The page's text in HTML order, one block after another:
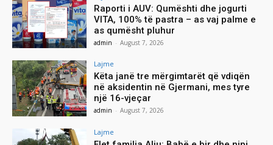
Raporti i AUV: Qumështi dhe jogurti
VITA, 100% të pastra – as vaj palme e
as qumësht pluhur
admin - August 7, 2026
Lajme
Këta janë tre mërgimtarët që vdiqën
në aksidentin në Gjermani, mes tyre
një 16-vjeçar
admin - August 7, 2026
Lajme